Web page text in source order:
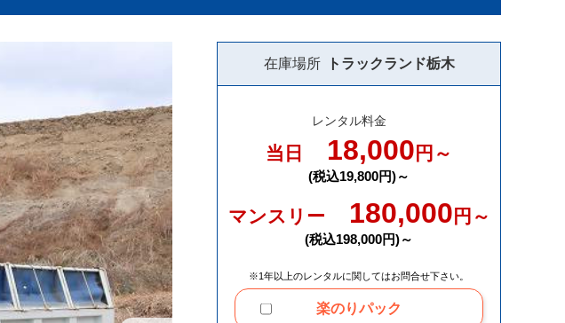
在庫場所 トラックランド栃木
レンタル料金
当日 18,000 円～
(税込19,800円)～
マンスリー 180,000 円～
(税込198,000円)～
※1年以上のレンタルに関してはお問合せ下さい。
楽のりパック